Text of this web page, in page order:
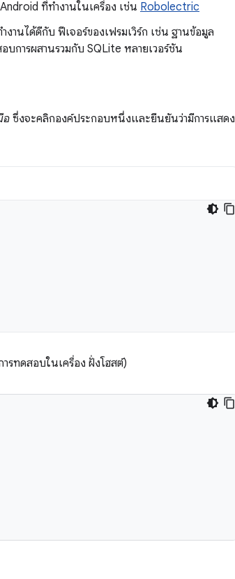
ที่ทำงานในเครื่อง เช่น Robolectric
งานได้ดีกับ ฟีเจอร์ของเฟรมเวิร์ก เช่น ฐานข้อมูล
การผสานรวมกับ SQLite หลายเวอร์ชัน
อซึ่งจะคลิกองค์ประกอบหนึ่งและยืนยันว่ามีการแสดง
รทดสอบในเครื่อง ฝั่งโฮสต์)